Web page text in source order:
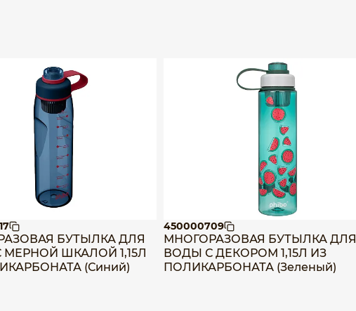
БУТЫЛКА ДЛЯ
ШКАЛОЙ 1,15Л
(Синий)
450000709
МНОГОРАЗОВАЯ БУТЫЛКА ДЛЯ
ВОДЫ С ДЕКОРОМ 1,15Л ИЗ
ПОЛИКАРБОНАТА (Зеленый)